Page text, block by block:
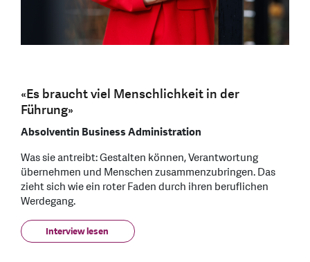
«Es braucht viel Menschlichkeit in der
Führung»
Absolventin Business Administration
Was sie antreibt: Gestalten können, Verantwortung
übernehmen und Menschen zusammenzubringen. Das
zieht sich wie ein roter Faden durch ihren beruflichen
Werdegang.
Interview lesen